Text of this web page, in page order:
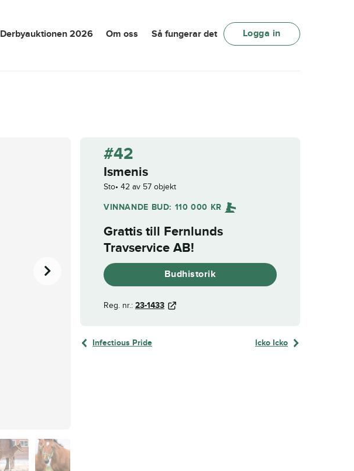
Derbyauktionen 2026 Om oss Så fungerar det Logga in
#42
Ismenis
Sto 42 av 57 objekt
VINNANDE BUD: 110 000 KR
Grattis till Fernlunds
Travservice AB!
Budhistorik
Reg. nr.: 23-1433
Infectious Pride Icko Icko